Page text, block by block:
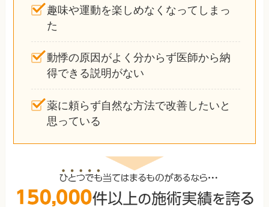
趣味や運動を楽しめなくなってしまっ
た
動悸の原因がよく分からず医師から納
得できる説明がない
薬に頼らず自然な方法で改善したいと
思っている